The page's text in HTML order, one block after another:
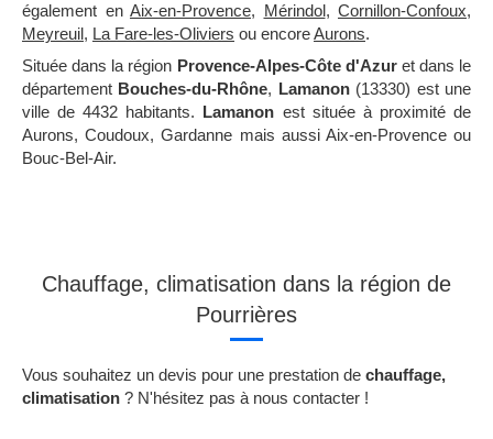
également en Aix-en-Provence, Mérindol, Cornillon-Confoux,
Meyreuil, La Fare-les-Oliviers ou encoreAurons.
Située dans la région Provence-Alpes-Côte d'Azuret dans le
département Bouches-du-Rhône, Lamanon(13330) est une
ville de 4432 habitants. Lamanon est située à proximité de
Aurons, Coudoux, Gardanne mais aussi Aix-en-Provence ou
Bouc-Bel-Air.
Chauffage, climatisation dans la région de
Pourrières
Vous souhaitez un devis pour une prestation de chauffage,
climatisation ? N'hésitez pas à nous contacter !